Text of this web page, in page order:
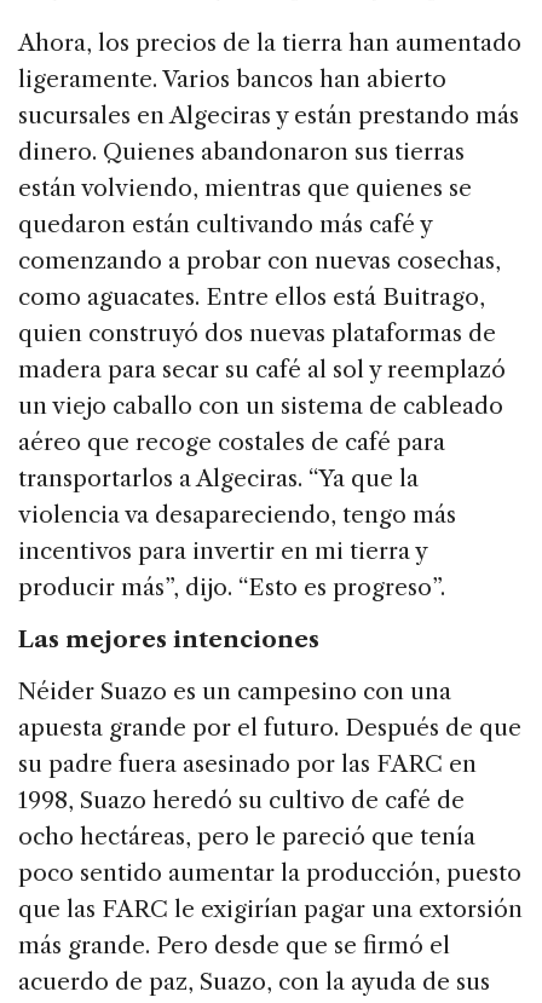
Ahora, los precios de la tierra han aumentado
ligeramente. Varios bancos han abierto
sucursales en Algeciras y están prestando más
dinero. Quienes abandonaron sus tierras
están volviendo, mientras que quienes se
quedaron están cultivando más café y
comenzando a probar con nuevas cosechas,
como aguacates. Entre ellos está Buitrago,
quien construyó dos nuevas plataformas de
madera para secar su café al sol y reemplazó
un viejo caballo con un sistema de cableado
aéreo que recoge costales de café para
transportarlos a Algeciras. “Ya que la
violencia va desapareciendo, tengo más
incentivos para invertir en mi tierra y
producir más”, dijo. “Esto es progreso”.
Las mejores intenciones
Néider Suazo es un campesino con una
apuesta grande por el futuro. Después de que
su padre fuera asesinado por las FARC en
1998, Suazo heredó su cultivo de café de
ocho hectáreas, pero le pareció que tenía
poco sentido aumentar la producción, puesto
que las FARC le exigirían pagar una extorsión
más grande. Pero desde que se firmó el
acuerdo de paz, Suazo, con la ayuda de sus